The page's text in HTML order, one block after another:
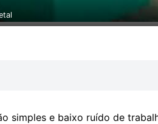
simples e baixo ruído de